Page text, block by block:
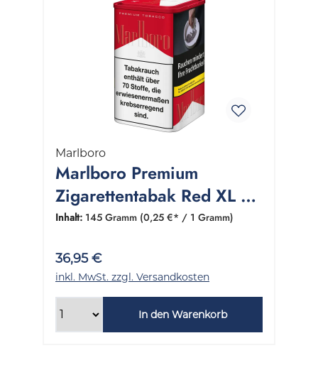
Marlboro
Marlboro Premium
Zigarettentabak Red XL 1
Dose 145 Gramm
Inhalt: 145 Gramm (0,25 €* / 1 Gramm)
36,95 €
inkl. MwSt. zzgl. Versandkosten
In den Warenkorb